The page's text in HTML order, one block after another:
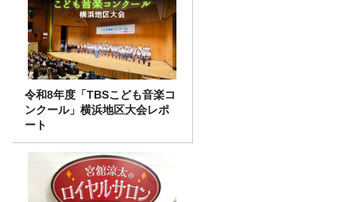
令和8年度「TBSこども音楽コ
ンクール」横浜地区大会レポ
ート